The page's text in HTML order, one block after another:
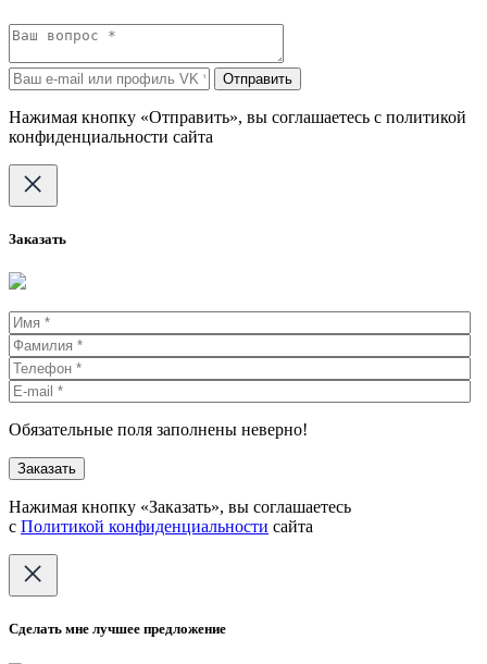
Отправить
Нажимая кнопку «Отправить», вы соглашаетесь с политикой
конфиденциальности сайта
Заказать
Обязательные поля заполнены неверно!
Нажимая кнопку «Заказать», вы соглашаетесь
с Политикой конфиденциальности сайта
Сделать мне лучшее предложение